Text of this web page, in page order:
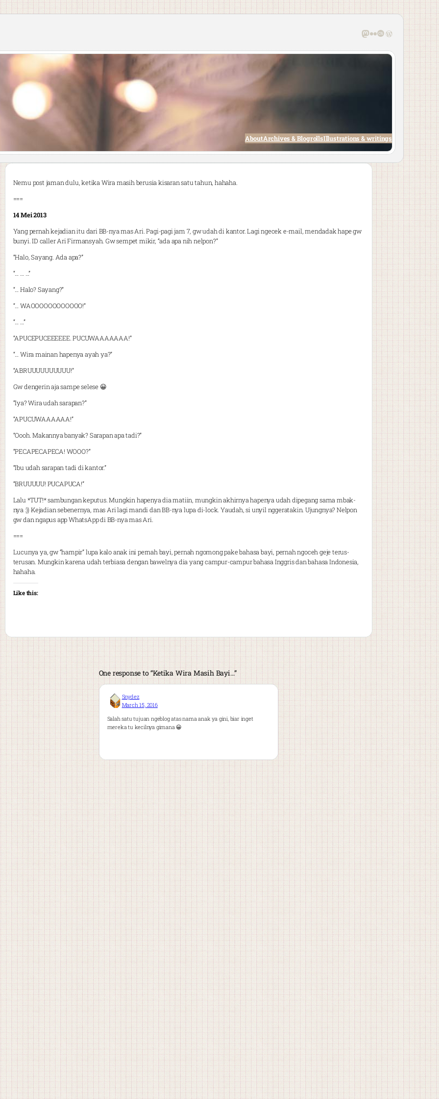
Mastodon
Flickr
Last.fm
WordPress
AboutArchives & BlogrollsIllustrations & writings
Nemu post jaman dulu, ketika Wira masih berusia kisaran satu tahun, hahaha.
===
14 Mei 2013
Yang pernah kejadian itu dari BB-nya mas Ari. Pagi-pagi jam 7, gw udah di kantor. Lagi ngecek e-mail, mendadak hape gw
bunyi. ID caller Ari Firmansyah. Gw sempet mikir, “ada apa nih nelpon?”
“Halo, Sayang. Ada apa?”
“… … …”
“… Halo? Sayang?”
“… WAOOOOOOOOOOOO!”
“… …”
“APUCEPUCEEEEEE. PUCUWAAAAAAA!”
“… Wira mainan hapenya ayah ya?”
“ABRUUUUUUUUUU!”
Gw dengerin aja sampe selese 😀
“Iya? Wira udah sarapan?”
“APUCUWAAAAAA!”
“Oooh. Makannya banyak? Sarapan apa tadi?”
“PECAPECAPECA! WOOO?”
“Ibu udah sarapan tadi di kantor.”
“BRUUUUU! PUCAPUCA!”
Lalu *TUT!* sambungan keputus. Mungkin hapenya dia matiin, mungkin akhirnya hapenya udah dipegang sama mbak-
nya :)) Kejadian sebenernya, mas Ari lagi mandi dan BB-nya lupa di-lock. Yaudah, si unyil nggeratakin. Ujungnya? Nelpon
gw dan ngapus app WhatsApp di BB-nya mas Ari.
===
Lucunya ya, gw “hampir” lupa kalo anak ini pernah bayi, pernah ngomong pake bahasa bayi, pernah ngoceh geje terus-
terusan. Mungkin karena udah terbiasa dengan bawelnya dia yang campur-campur bahasa Inggris dan bahasa Indonesia,
hahaha.
Like this:
One response to “Ketika Wira Masih Bayi…”
Snydez
March 15, 2016
Salah satu tujuan ngeblog atas nama anak ya gini, biar inget
mereka tu kecilnya gimana 😀